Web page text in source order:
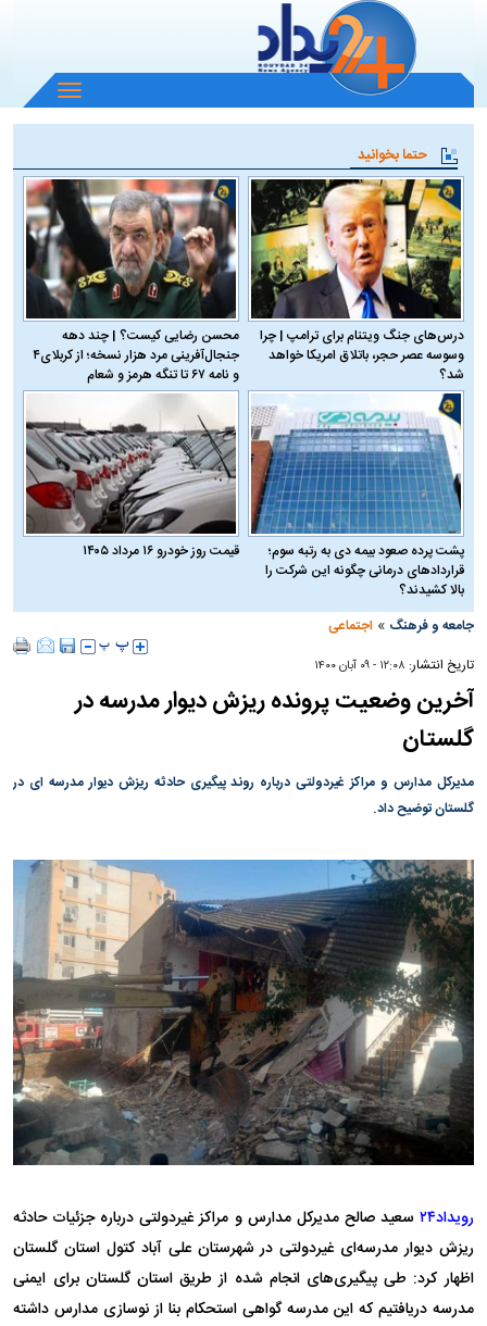
باز
و
منو
حتما بخوانید
درس‌های جنگ ویتنام برای ترامپ | چرا
وسوسه عصر حجر، باتلاق امریکا خواهد
شد؟
محسن رضایی کیست؟ | چند دهه
جنجال‌آفرینی مرد هزار نسخه؛ از کربلای۴
و نامه ۶۷ تا تنگه هرمز و شعام
پشت پرده صعود بیمه دی به رتبه سوم؛
قراردادهای درمانی چگونه این شرکت را
بالا کشیدند؟
قیمت روز خودرو ۱۶ مرداد ۱۴۰۵
جامعه و فرهنگ »اجتماعی
تاریخ انتشار: ۱۲:۰۸ - ۰۹ آبان ۱۴۰۰
آخرین وضعیت پرونده ریزش دیوار مدرسه در
گلستان
مدیرکل مدارس و مراکز غیردولتی درباره روند پیگیری حادثه ریزش دیوار مدرسه ای در
گلستان توضیح داد.
رویداد۲۴
سعید صالح مدیرکل مدارس و مراکز غیردولتی درباره جزئیات حادثه
ریزش دیوار مدرسه‌ای غیردولتی در شهرستان علی آباد کتول استان گلستان
اظهار کرد: طی پیگیری‌های انجام شده از طریق استان گلستان برای ایمنی
مدرسه دریافتیم که این مدرسه گواهی استحکام بنا از نوسازی مدارس داشته